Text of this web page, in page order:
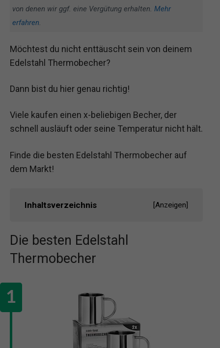
von denen wir ggf. eine Vergütung erhalten. Mehr
erfahren.
Möchtest du nicht enttäuscht sein von deinem
Edelstahl Thermobecher?
Dann bist du hier genau richtig!
Viele kaufen einen x-beliebigen Becher, der
schnell ausläuft oder seine Temperatur nicht hält.
Finde die besten Edelstahl Thermobecher auf
dem Markt!
Inhaltsverzeichnis [Anzeigen]
Die besten Edelstahl
Thermobecher